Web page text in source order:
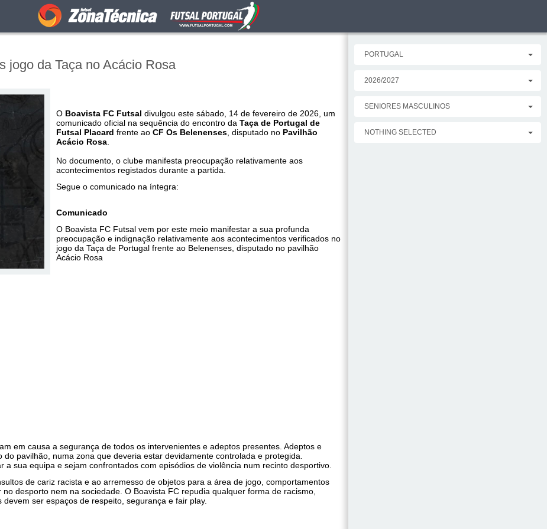
jogo da Taça no Acácio Rosa
O Boavista FC Futsal divulgou este sábado, 14 de fevereiro de 2026, um
comunicado oficial na sequência do encontro da Taça de Portugal de
Futsal Placard frente ao CF Os Belenenses , disputado no Pavilhão
Acácio Rosa
No documento, o clube manifesta preocupação relativamente aos
acontecimentos registados durante a partida.
Segue o comunicado na íntegra:
Comunicado
O Boavista FC Futsal vem por este meio manifestar a sua profunda
preocupação e indignação relativamente aos acontecimentos verificados no
jogo da Taça de Portugal frente ao Belenenses, disputado no pavilhão
Acácio Rosa
em causa a segurança de todos os intervenientes e adeptos presentes. Adeptos e
pavilhão, numa zona que deveria estar devidamente controlada e protegida.
sua equipa e sejam confrontados com episódios de violência num recinto desportivo.
de cariz racista e ao arremesso de objetos para a área de jogo, comportamentos
desporto nem na sociedade. O Boavista FC repudia qualquer forma de racismo,
ser espaços de respeito, segurança e fair play.
PORTUGAL
2026/2027
SENIORES MASCULINOS
NOTHING SELECTED